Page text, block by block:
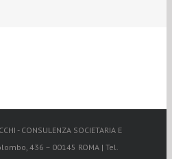
- CONSULENZA SOCIETARIA E
436 – 00145 ROMA | Tel.